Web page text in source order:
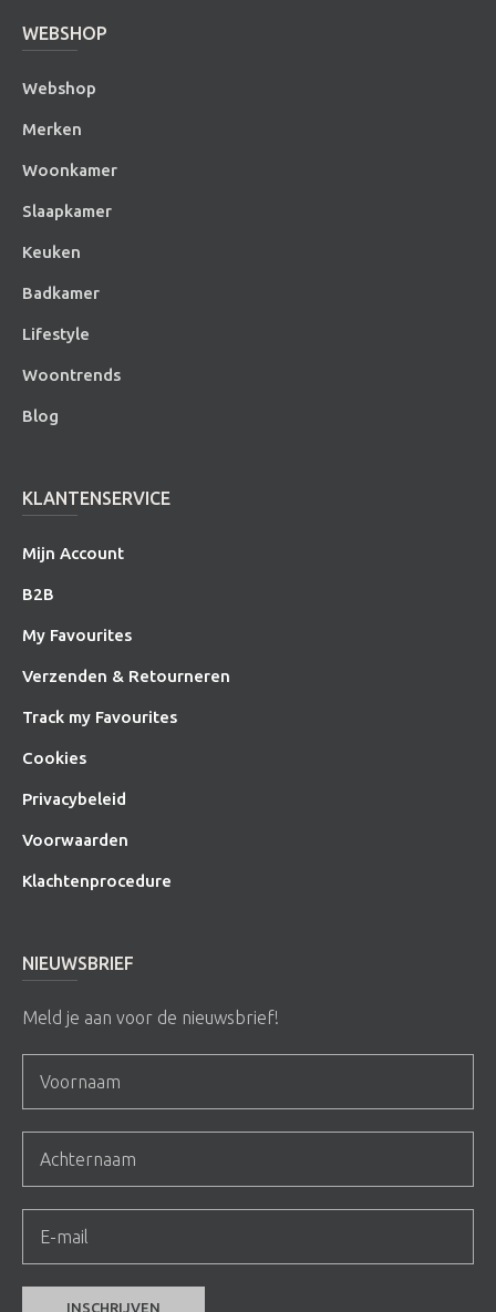
WEBSHOP
Webshop
Merken
Woonkamer
Slaapkamer
Keuken
Badkamer
Lifestyle
Woontrends
Blog
KLANTENSERVICE
Mijn Account
B2B
My Favourites
Verzenden & Retourneren
Track my Favourites
Cookies
Privacybeleid
Voorwaarden
Klachtenprocedure
NIEUWSBRIEF
Meld je aan voor de nieuwsbrief!